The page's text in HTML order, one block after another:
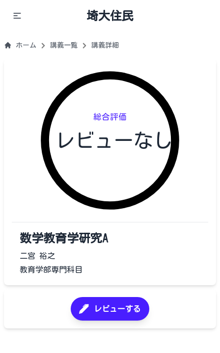
埼大住民
ホーム 講義一覧 講義詳細
総合評価
レビューなし
数学教育学研究A
二宮 裕之
教育学部専門科目
レビューする